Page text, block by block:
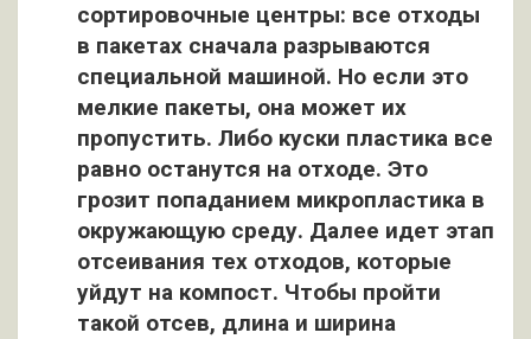
сортировочные центры: все отходы
в пакетах сначала разрываются
специальной машиной. Но если это
мелкие пакеты, она может их
пропустить. Либо куски пластика все
равно останутся на отходе. Это
грозит попаданием микропластика в
окружающую среду. Далее идет этап
отсеивания тех отходов, которые
уйдут на компост. Чтобы пройти
такой отсев, длина и ширина